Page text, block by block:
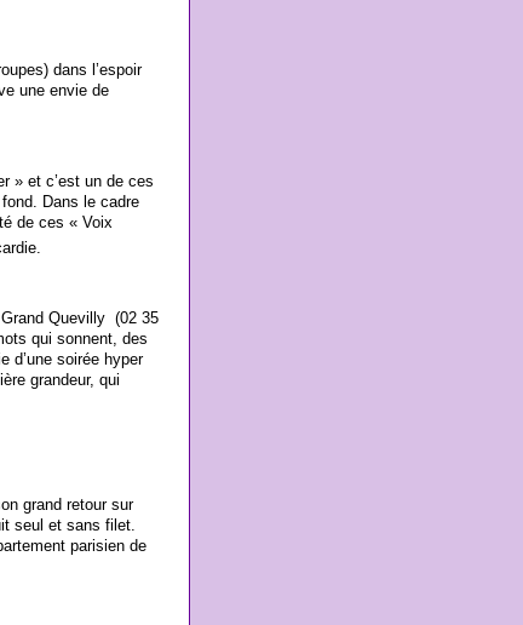
dans l’espoir
une envie de
» et c’est un de ces
Dans le cadre
de ces « Voix
Quevilly (02 35
qui sonnent, des
d’une soirée hyper
grandeur, qui
grand retour sur
seul et sans filet.
parisien de